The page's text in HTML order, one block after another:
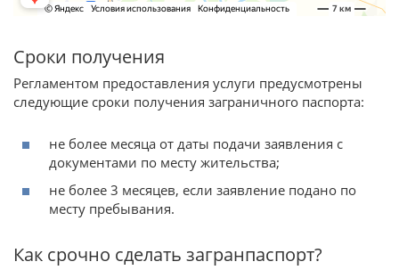
Сроки получения
Регламентом предоставления услуги предусмотрены
следующие сроки получения заграничного паспорта:
не более месяца от даты подачи заявления с
документами по месту жительства;
не более 3 месяцев, если заявление подано по
месту пребывания.
Как срочно сделать загранпаспорт?